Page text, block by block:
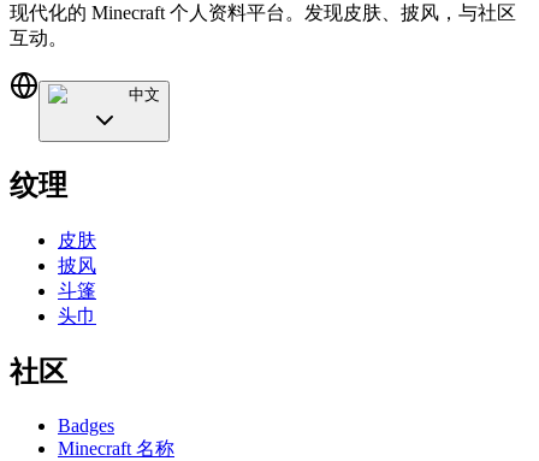
现代化的 Minecraft 个人资料平台。发现皮肤、披风，与社区
互动。
中文
纹理
皮肤
披风
斗篷
头巾
社区
Badges
Minecraft 名称